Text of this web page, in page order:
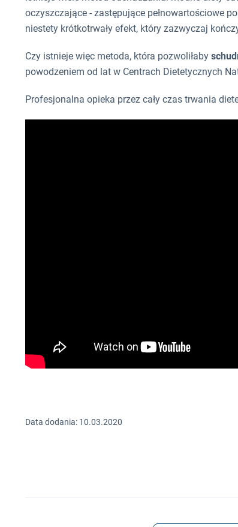
oczyszczające - zastępujące pełnowartościowe
niestety krótkotrwały efekt, który zazwyczaj
Czy istnieje więc metoda, która pozwoliłaby
powodzeniem od lat w Centrach Dietetycznych
Profesjonalna opieka przez cały czas trwania
Data dodania: 10.03.2020